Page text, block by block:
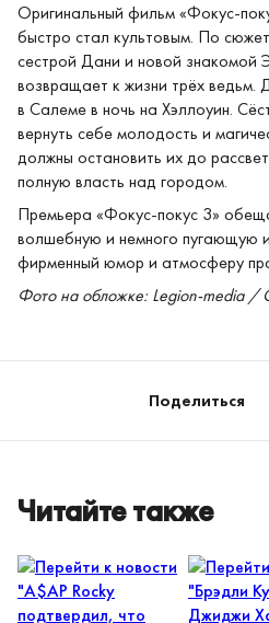
Оригинальный фильм
быстро стал культовым. По
сестрой Дани и новой знакомой
возвращает к жизни трёх ведьм.
в Салеме в ночь на Хэллоуин.
вернуть себе молодость и
должны остановить их до
полную власть над городом.
Премьера «Фокус‑покус 3»
волшебную и немного пугающую
фирменный юмор и атмосферу
Фото на обложке: Legion-media /
Поделиться
Читайте также